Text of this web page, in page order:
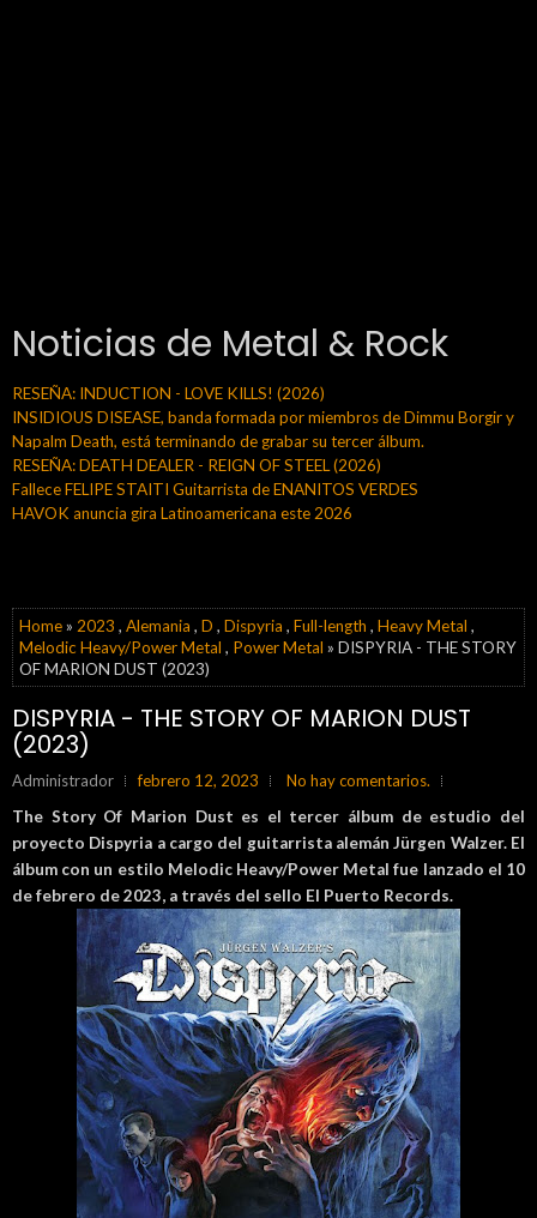
Noticias de Metal & Rock
RESEÑA: INDUCTION - LOVE KILLS! (2026)
INSIDIOUS DISEASE, banda formada por miembros de Dimmu Borgir y
Napalm Death, está terminando de grabar su tercer álbum.
RESEÑA: DEATH DEALER - REIGN OF STEEL (2026)
Fallece FELIPE STAITI Guitarrista de ENANITOS VERDES
HAVOK anuncia gira Latinoamericana este 2026
Home» 2023 , Alemania , D , Dispyria , Full-length , Heavy Metal ,
Melodic Heavy/Power Metal , Power Metal » DISPYRIA - THE STORY
OF MARION DUST (2023)
DISPYRIA - THE STORY OF MARION DUST
(2023)
Administrador febrero 12, 2023
No hay comentarios.
The Story Of Marion Dust es el tercer álbum de estudio del
proyecto Dispyria a cargo del guitarrista alemánJürgen Walzer. El
álbum con un estilo Melodic Heavy/Power Metal fue lanzado el 10
de febrero de 2023, a través del sello El Puerto Records.